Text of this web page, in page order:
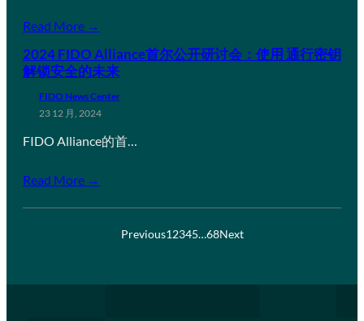
Read More →
2024 FIDO Alliance首尔公开研讨会：使用 通行密钥
解锁安全的未来
FIDO News Center
23 12 月, 2024
FIDO Alliance的首…
Read More →
Previous12345…68Next